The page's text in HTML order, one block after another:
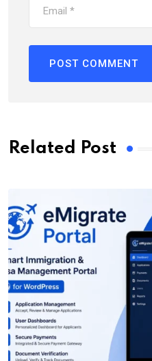
Related Post